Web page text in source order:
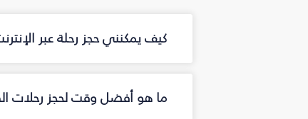
كيف يمكنني حجز رحلة عبر
ما هو أفضل وقت لحجز رحلات